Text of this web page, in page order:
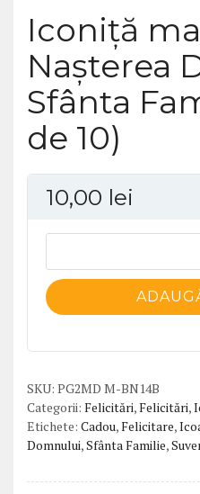
Iconiță
Nașterea
Sfânta
de 10)
10,00 lei
Iconiță
magnet
Nașterea
Sfânta
de
10)
SKU: PG2MD M-BN14B
Categorii: Felicitări,Felicitări,
Etichete: Cadou,Felicitare,
Domnului,Sfânta Familie,